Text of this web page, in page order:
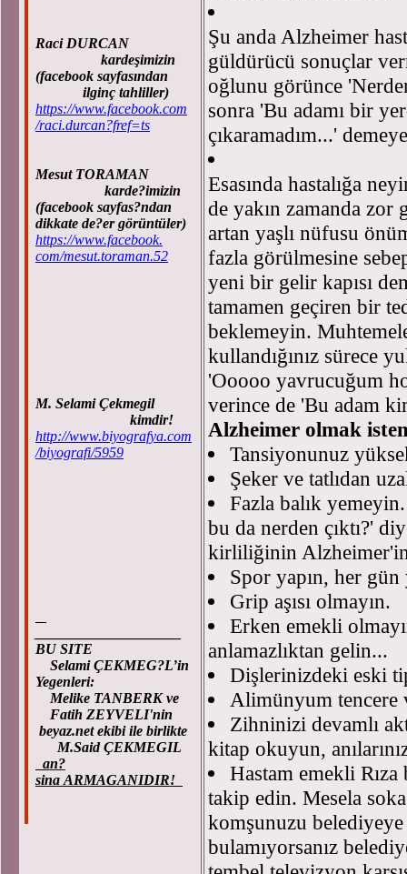
Raci DURCAN
kardeşimizin
(facebook sayfasından
ilginç tahliller)
https://www.facebook.com
/raci.durcan?fref=ts
Mesut TORAMAN
karde?imizin
(facebook sayfas?ndan
dikkate de?er görüntüler)
https://www.facebook.
com/mesut.toraman.52
M. Selami Çekmegil
kimdir!
http://www.biyografya.com
/biyografi/5959
BU SITE
Selami ÇEKMEG?L’in
Yegenleri:
Melike TANBERK ve
Fatih ZEYVELI'nin
beyaz.net ekibi ile birlikte
M.Said ÇEKMEGIL
an?
sina ARMAGANIDIR!
Şu anda Alzheimer
güldürücü sonuçlar
oğlunu görünce
sonra 'Bu adamı bir
çıkaramadım...'
Esasında hastalığa
de yakın zamanda
artan yaşlı nüfusu
fazla görülmesine
yeni bir gelir kapısı
tamamen geçiren bir
beklemeyin.
kullandığınız sürece
'Ooooo yavrucuğum
verince de 'Bu adam
Alzheimer olmak
Tansiyonunuz
Şeker ve tatlıdan
Fazla balık
bu da nerden çıktı?'
kirliliğinin
Spor yapın, her gün
Grip aşısı olmayın.
Erken emekli
anlamazlıktan gelin...
Dişlerinizdeki eski
Alimünyum tencere
Zihninizi devamlı
kitap okuyun,
Hastam emekli
takip edin. Mesela
komşunuzu
bulamıyorsanız